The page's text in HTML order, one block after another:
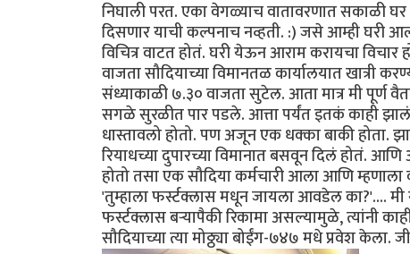
निघाली परत. एका वेगळ्याच वातावरणात सकाळी
दिसणार याची कल्पनाच नव्हती. :) जसे आम्ही घरी
विचित्र वाटत होतं. घरी येऊन आराम करायचा
वाजता सौदियाच्या विमानतळ कार्यालयात खात्री
संध्याकाळी ७.३० वाजता सुटेल. आता मात्र मी पूर्ण
सगळे सुरळीत पार पडले. आत्ता पर्यंत इतकं काही झालं
धास्तावलो होतो. पण अजून एक धक्का बाकी होता.
रियाधच्या दुपारच्या विमानात बसवून दिलं होतं.
होतो तसा एक सौदिया कर्मचारी आला आणि
'तुम्हाला फर्स्टक्लास मधून जायला आवडेल का?'....
फर्स्टक्लास बर्‍यापैकी रिकामा असल्यामुळे, त्यांनी
सौदियाच्या त्या मोठ्ठ्या बोईंग-७४७ मधे प्रवेश